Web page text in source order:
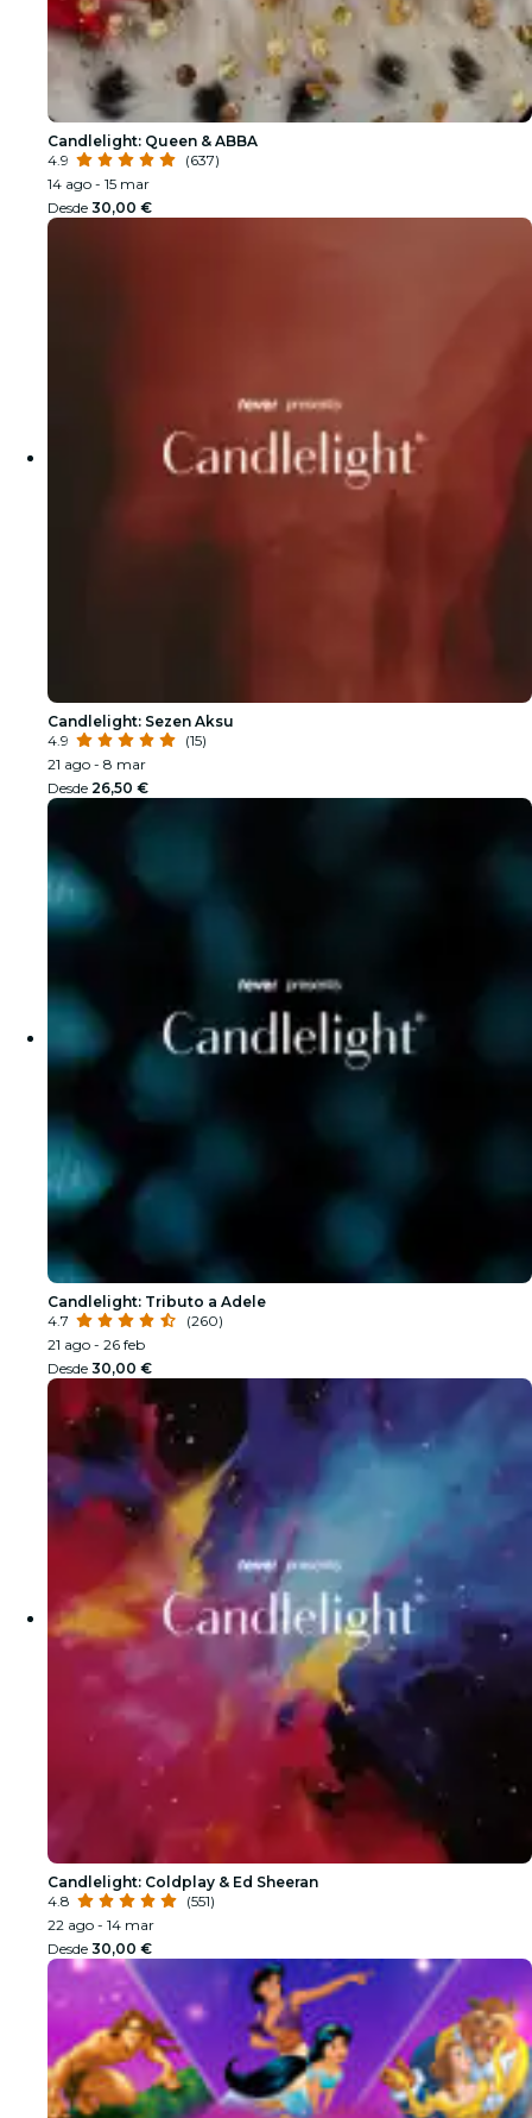
Candlelight: Queen & ABBA
4.9
(637)
14 ago - 15 mar
Desde 30,00 €
Candlelight: Sezen Aksu
4.9
(15)
21 ago - 8 mar
Desde 26,50 €
Candlelight: Tributo a Adele
4.7
(260)
21 ago - 26 feb
Desde 30,00 €
Candlelight: Coldplay & Ed Sheeran
4.8
(551)
22 ago - 14 mar
Desde 30,00 €